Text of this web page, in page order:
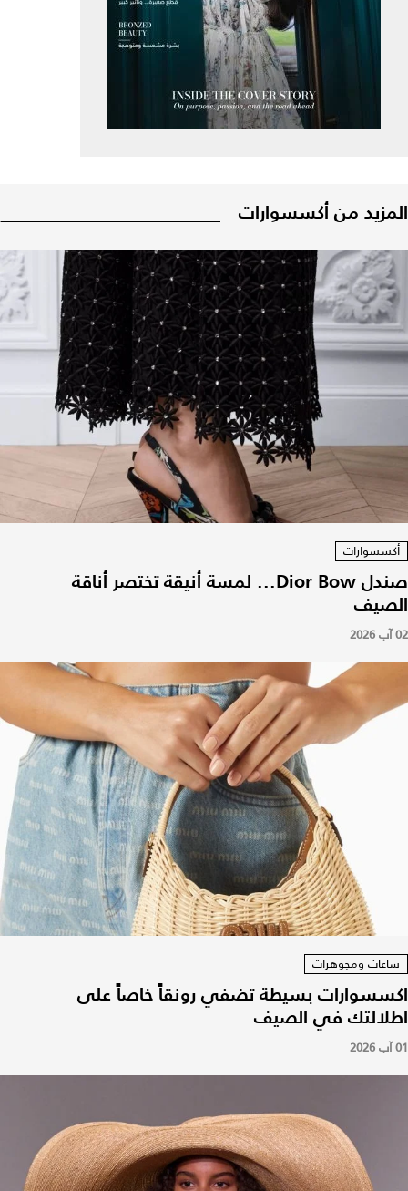
المزيد من أكسسوارات
أكسسوارات
صندل Dior Bow... لمسة أنيقة تختصر أناقة
الصيف
02 آب 2026
ساعات ومجوهرات
اكسسوارات بسيطة تضفي رونقاً خاصاً على
اطلالتك في الصيف
01 آب 2026